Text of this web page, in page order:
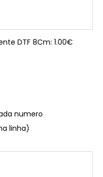
DTF 8Cm: 1.00€
numero
linha)